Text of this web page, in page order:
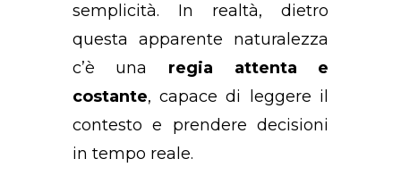
semplicità. In realtà, dietro
questa apparente naturalezza
c’è una regia attenta e
costante, capace di leggere il
contesto e prendere decisioni
in tempo reale.